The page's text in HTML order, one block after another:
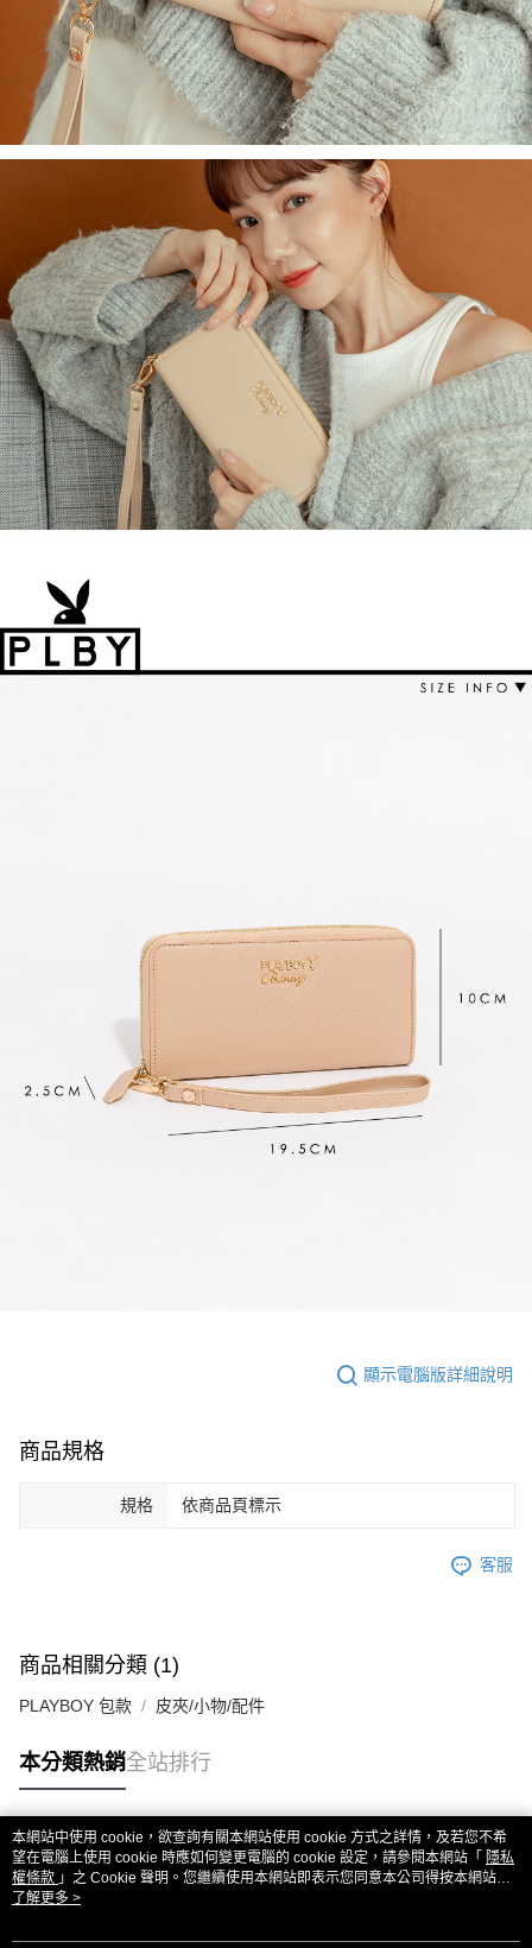
顯示電腦版詳細說明
商品規格
規格 依商品頁標示
客服
商品相關分類 (1)
PLAYBOY 包款 皮夾/小物/配件
本分類熱銷全站排行
熱門標籤
本網站中使用 cookie，欲查詢有關本網站使用 cookie 方式之詳情，及若您不希
望在電腦上使用 cookie 時應如何變更電腦的 cookie 設定，請參閱本網站「 隱私
權條款 」之 Cookie 聲明。您繼續使用本網站即表示您同意本公司得按本網站使
用條款之 Cookie 聲明使用 cookie。
了解更多 >